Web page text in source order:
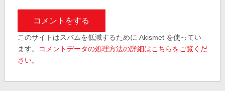
このサイトはスパムを低減するために Akismet を使ってい
ます。
コメントデータの処理方法の詳細はこちらをご覧くだ
さい。